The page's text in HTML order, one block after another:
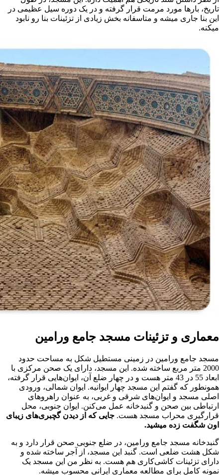
تاریخ، بارها مورد مرمت قرار گرفته و در یک دوره سیل عظیمی در
این بنا جاری میشه و متاسفانه بخش زیادی از تزئینات بنا رو نابود
میکنه.
معماری و تزئینات مسجد جامع ورامین
مسجد جامع ورامین در زمینی مستطیل شکل به مساحت حدود
2000 متر مربع ساخته شده. این مسجد، دارای یک صحن مرکزی با
ابعاد 55 در 43 متر هست و در چهار ضلع آن، ایوان‌هایی قرار گرفته،
همونطور که گفتم این مسجد چهار ایوانیه. ایوان شمالی، ورودی
اصلی مسجد و ایوان‌های شرقی و غربی، به عنوان راهروهای
ارتباطی بین صحن و گنبدخانه عمل می‌کنن. ایوان جنوبی، محل
قرارگیری محراب مسجد هست. جایی که از دیدن گچبری‌های زیبای
اون شگفت زده میشید.
گنبدخانه مسجد جامع ورامین، در ضلع جنوبی صحن قرار دارد و به
شکل هشت ضلعی است. گنبد این مسجد، از آجر ساخته شده و
دارای تزئینات کاشی‌کاری هم هست. به نظر من این مسجد یک
نمونه کامل برای مطالعه معماری ایرانی محسوب میشه.